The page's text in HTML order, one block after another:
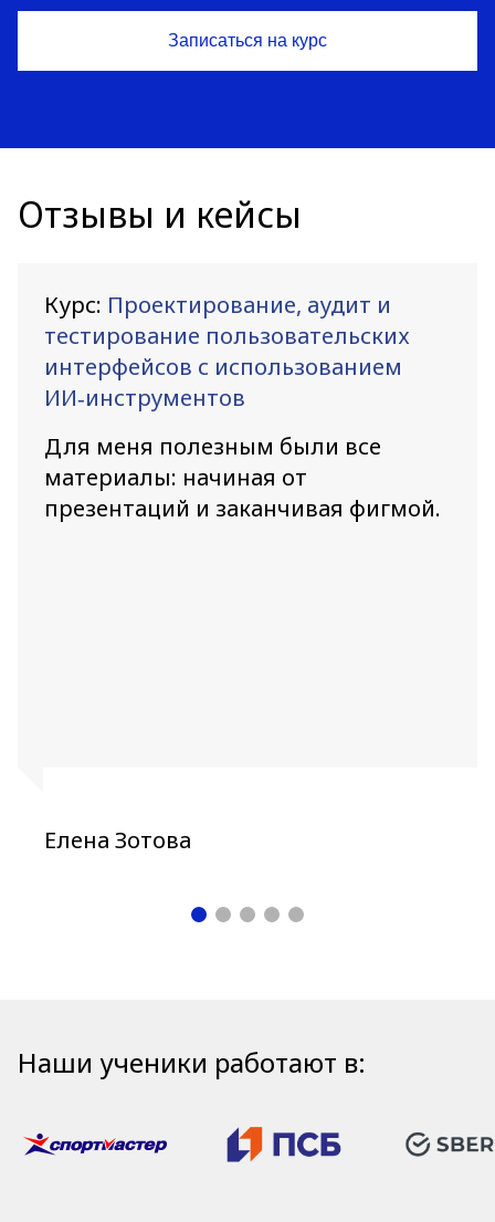
Отзывы и кейсы
Курс: Проектирование, аудит и
тестирование пользовательских
интерфейсов с использованием
ИИ‑инструментов
Для меня полезным были все
материалы: начиная от
презентаций и заканчивая фигмой.
Елена Зотова
Наши ученики работают в: